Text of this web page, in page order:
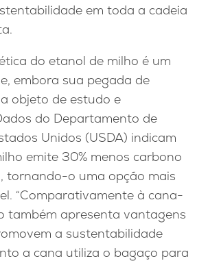
em toda a cadeia
do etanol de milho é um
embora sua pegada de
objeto de estudo e
do Departamento de
Unidos (USDA) indicam
emite 30% menos carbono
tornando-o uma opção mais
“Comparativamente à cana-
também apresenta vantagens
a sustentabilidade
a cana utiliza o bagaço para